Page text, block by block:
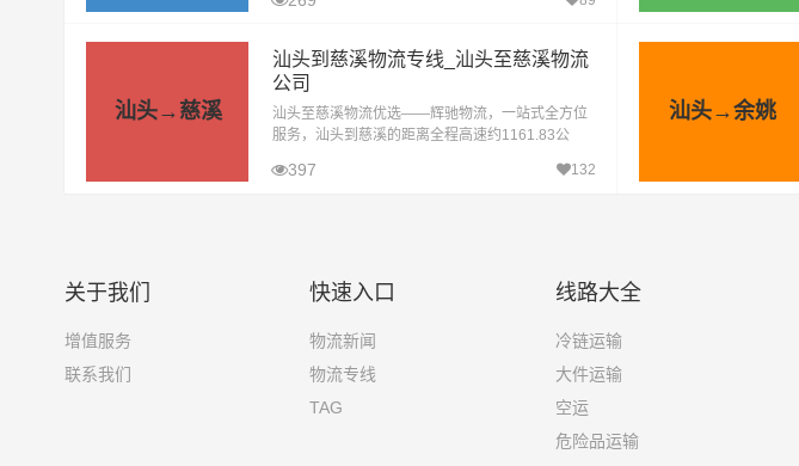
辉驰物流公司精心打造的一条高效、
汕头→慈溪
汕头到慈溪物流专线_汕头至慈溪物流
公司
汕头至慈溪物流优选——辉驰物流，一站式全方位
服务，汕头到慈溪的距离全程高速约1161.83公
5小时到达目的地。在汕头寻找通往慈溪
397 132
汕头→余姚
关于我们
增值服务
联系我们
快速入口
物流新闻
物流专线
TAG
线路大全
冷链运输
大件运输
空运
危险品运输